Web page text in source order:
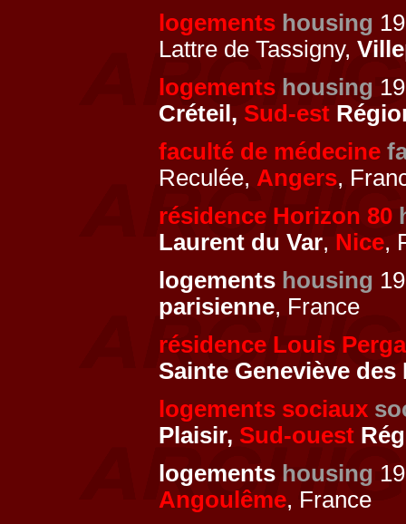
logements housing
Lattre de Tassigny,
logements housing
Créteil, Sud-est
faculté de médecine
Reculée, Angers,
résidence Horizon 80
Laurent du Var, Nice,
logements housing
parisienne, France
résidence Louis
Sainte Geneviève
logements sociaux
Plaisir, Sud-ouest
logements housing
Angoulême, France